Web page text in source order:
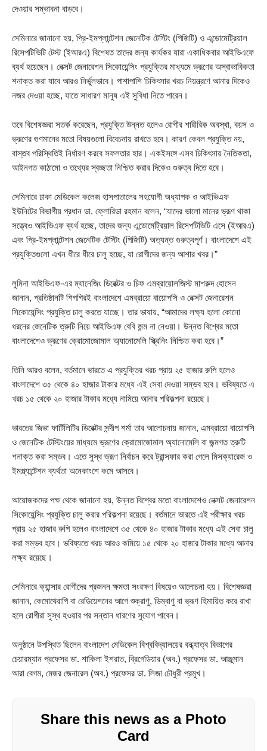
দেওয়ার সম্ভাবনা বাড়বে।
সেমিনারে জানানো হয়, প্রি-ইমপ্লান্টেশন জেনেটিক টেস্টিং (পিজিটি) ও এন্ডোমেট্রিয়াল
রিসেপটিভিটি টেস্ট (ইআরএ) বিশেষত তাদের জন্য কার্যকর যারা একাধিকবার আইভিএফে
ব্যর্থ হয়েছেন। নেক্সট জেনারেশন সিকোয়েন্সিং প্রযুক্তির মাধ্যমে ভ্রূণের অস্বাভাবিকতা
শনাক্ত করা যাবে আরও নির্ভুলভাবে। পাশাপাশি চিকিৎসার খরচ নিয়ন্ত্রণে আনার দিকেও
নজর দেওয়া হচ্ছে, যাতে সাধারণ মানুষ এই সুবিধা নিতে পারেন।
তবে বিশেষজ্ঞরা সতর্ক করেছেন, প্রযুক্তি উন্নত হলেও রোগীর শারীরিক অবস্থা, বয়স ও
ভ্রূণের গুণমানের মতো বিষয়গুলো বিবেচনায় রাখতে হবে। কারণ কেবল প্রযুক্তি নয়,
বাস্তব পরিস্থিতিই নির্ধারণ করবে সফলতার হার। একইসঙ্গে এসব চিকিৎসায় নৈতিকতা,
আইনগত কাঠামো ও তথ্যের স্বচ্ছতা নিশ্চিত করার দিকেও গুরুত্ব দিতে হবে।
সেমিনারে ঢাকা মেডিকেল কলেজ হাসপাতালের সহযোগী অধ্যাপক ও আইভিএফ
ইউনিটের বিভাগীয় প্রধান ডা. ফ্লোরিডা রহমান বলেন, “যাদের ভালো মানের ভ্রূণ থাকা
সত্ত্বেও আইভিএফ ব্যর্থ হচ্ছে, তাদের জন্য এন্ডোমেট্রিয়াল রিসেপটিভিটি এসে (ইআরএ)
এবং প্রি-ইমপ্লান্টেশন জেনেটিক টেস্টিং (পিজিটি) অত্যন্ত গুরুত্বপূর্ণ। বাংলাদেশে এই
প্রযুক্তিগুলো এখন ধীরে ধীরে চালু হচ্ছে, যা রোগীদের জন্য আশার খবর।”
লুমিনা আইভিএফ-এর ম্যানেজিং ডিরেক্টর ও চিফ এমব্রায়োলজিস্ট মাশরুদ হোসেন
জানান, প্রতিষ্ঠানটি শিগগিরই বাংলাদেশে এমব্রায়ো বায়োপসি ও নেক্সট জেনারেশন
সিকোয়েন্সিং প্রযুক্তি চালু করতে যাচ্ছে। তার ভাষায়, “আমাদের লক্ষ্য হলো কোনো
ধরনের জেনেটিক ত্রুটি নিয়ে আইভিএফ বেবি জন্ম না নেওয়া। উন্নত বিশ্বের মতো
বাংলাদেশেও ভ্রূণের ক্রোমোজোমাল অ্যানোমেলি স্ক্রিনিং নিশ্চিত করা হবে।”
তিনি আরও বলেন, বর্তমানে ভারতে এ প্রযুক্তির খরচ প্রায় ২৫ হাজার রুপি হলেও
বাংলাদেশে ৩৫ থেকে ৪০ হাজার টাকার মধ্যে এই সেবা দেওয়া সম্ভব হবে। ভবিষ্যতে এ
খরচ ১৫ থেকে ২০ হাজার টাকার মধ্যে নামিয়ে আনার পরিকল্পনা রয়েছে।
ভারতের জিভা ফার্টিলিটির ডিরেক্টর সন্দীপ শর্মা তার আলোচনায় জানান, এমব্রায়ো বায়োপসি
ও জেনেটিক টেস্টিংয়ের মাধ্যমে ভ্রূণের ক্রোমোজোমাল অ্যানোমেলি বা জন্মগত ত্রুটি
শনাক্ত করা সম্ভব। এতে সুস্থ ভ্রূণ নির্বাচন করে ট্রান্সফার করা গেলে মিসক্যারেজ ও
ইমপ্ল্যান্টেশন ব্যর্থতা অনেকাংশে কমে আসবে।
আয়োজকদের পক্ষ থেকে জানানো হয়, উন্নত বিশ্বের মতো বাংলাদেশেও নেক্সট জেনারেশন
সিকোয়েন্সিং প্রযুক্তি চালু করার পরিকল্পনা রয়েছে। বর্তমানে ভারতে এই পরীক্ষার খরচ
প্রায় ২৫ হাজার রুপি হলেও বাংলাদেশে ৩৫ থেকে ৪০ হাজার টাকার মধ্যে এই সেবা চালু
করা সম্ভব হবে। ভবিষ্যতে খরচ আরও কমিয়ে ১৫ থেকে ২০ হাজার টাকার মধ্যে আনার
লক্ষ্য রয়েছে।
সেমিনারে ক্যান্সার রোগীদের প্রজনন ক্ষমতা সংরক্ষণ বিষয়েও আলোচনা হয়। বিশেষজ্ঞরা
জানান, কেমোথেরাপি বা রেডিয়েশনের আগে শুক্রাণু, ডিম্বাণু বা ভ্রূণ হিমায়িত করে রাখা
হলে রোগীরা সুস্থ হওয়ার পর সন্তান ধারণের সুযোগ পাবেন।
অনুষ্ঠানে উপস্থিত ছিলেন বাংলাদেশ মেডিকেল বিশ্ববিদ্যালয়ের বন্ধ্যাত্ব বিভাগের
চেয়ারম্যান প্রফেসর ডা. শাকিলা ইশরাত, ব্রিগেডিয়ার (অব.) প্রফেসর ডা. আঞ্জুমান
আরা বেগম, মেজর জেনারেল (অব.) প্রফেসর ডা. লিজা চৌধুরী প্রমুখ।
Share this news as a Photo
Card